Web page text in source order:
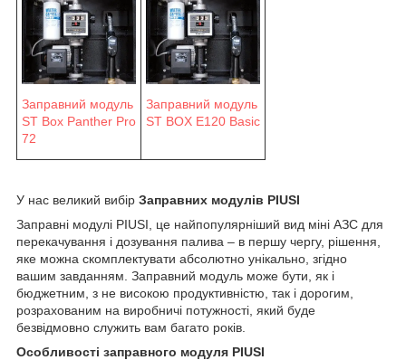
Заправний модуль
ST Box Panther Pro
72
Заправний модуль
ST BOX E120 Basic
У нас великий вибір Заправних модулів PIUSI
Заправні модулі PIUSI, це найпопулярніший вид міні АЗС для
перекачування і дозування палива – в першу чергу, рішення,
яке можна скомплектувати абсолютно унікально, згідно
вашим завданням. Заправний модуль може бути, як і
бюджетним, з не високою продуктивністю, так і дорогим,
розрахованим на виробничі потужності, який буде
безвідмовно служить вам багато років.
Особливості заправного модуля PIUSI